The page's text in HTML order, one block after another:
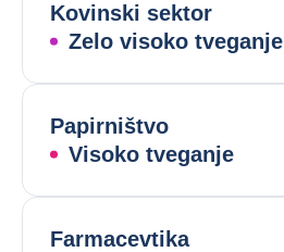
Kovinski sektor
Zelo visoko tveganje
Papirništvo
Visoko tveganje
Farmacevtika